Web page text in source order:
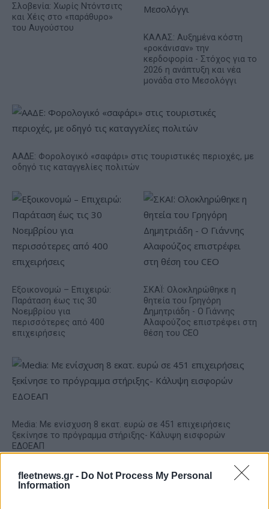
fleetnews.gr - Do Not Process My Personal
Information
Σλοβενία: Χωρίς Ντόντσιτς
και Χέις στο «παράθυρο»
του Αυγούστου
ΚΑΛΑΣ: Αυξημένα κόστη
«ροκάνισαν» την
κερδοφορία - Στόχος για το
2026 η ανάπτυξη και νέα
μονάδα στο Μεσολόγγι
ΑΑΔΕ: Φορολογικό «σαφάρι» στις τουριστικές περιοχές, με
οδηγό τις καταγγελίες πολιτών
Εξοικονομώ – Επιχειρώ:
Παράταση έως τις 30
Νοεμβρίου για
περισσότερες από 400
επιχειρήσεις
ΣΚΑΪ: Ολοκληρώθηκε η
θητεία του Γρηγόρη
Δημητριάδη - Ο Γιάννης
Αλαφούζος επιστρέφει στη
θέση του CEO
Media: Με ενίσχυση 8 εκατ. ευρώ σε 451 επιχειρήσεις
ξεκίνησε το πρόγραμμα στήριξης- Κάλυψη εισφορών
ΕΔΟΕΑΠ